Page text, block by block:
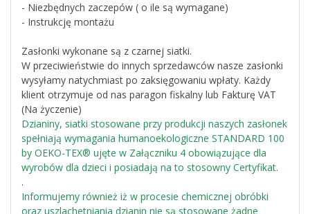
- Niezbędnych zaczepów ( o ile są wymagane)
- Instrukcję montażu
Zasłonki wykonane są z czarnej siatki.
W przeciwieństwie do innych sprzedawców nasze zasłonki
wysyłamy natychmiast po zaksięgowaniu wpłaty. Każdy
klient otrzymuje od nas paragon fiskalny lub Fakturę VAT
(Na życzenie)
Dzianiny, siatki stosowane przy produkcji naszych zasłonek
spełniają wymagania humanoekologiczne STANDARD 100
by OEKO-TEX® ujęte w Załączniku 4 obowiązujące dla
wyrobów dla dzieci i posiadają na to stosowny Certyfikat.
.
Informujemy również iż w procesie chemicznej obróbki
oraz uszlachetniania dzianin nie są stosowane żadne